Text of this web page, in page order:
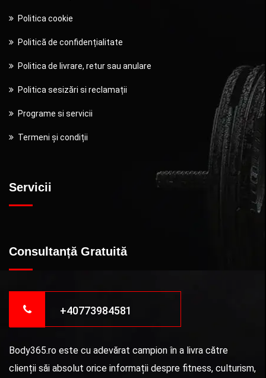
Politica cookie
Politică de confidențialitate
Politica de livrare, retur sau anulare
Politica sesizări si reclamații
Programe si servicii
Termeni și condiții
Servicii
Consultanță Gratuită
+40773984581
Body365.ro este cu adevărat campion în a livra către
clienții săi absolut orice informații despre fitness, culturism,